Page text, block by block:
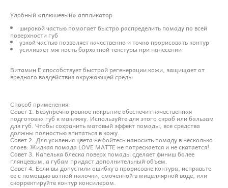
Удобный «плюшевый» аппликатор:
широкой частью помогает быстро распределить помаду по всей
поверхности губ
узкой частью позволяет качественно и точно прорисовать контур
усиливает мягкость бархатной текстуры при нанесении
Витамин Е способствует быстрой регенерации кожи, защищает от
вредного воздействия окружающей среды
Способ применения:
Совет 1. Безупречно ровное покрытие обеспечит качественная
подготовка губ к макияжу. Используйте для этого скраб или бальзам
для губ. Чтобы сохранить матовый эффект помады, все средства
должны полностью впитаться в кожу.
Совет 2. Для усиления цвета не бойтесь наносить помаду в несколько
слоев. Жидкая помада LOVE MATTE не потрескается и не скатается!
Совет 3. Капелька блеска поверх помады сделает финиш более
глянцевым, а губам придаст дополнительный объем.
Совет 4. Если вы допустили ошибку в прорисовке контура, исправьте
ее с помощью ватной палочки, смоченной в мицеллярной воде, или
скорректируйте контур консилером.